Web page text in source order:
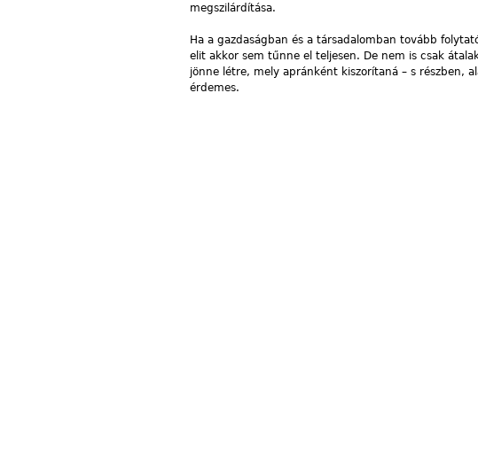
megszilárdítása.
Ha a gazdaságban és a társadalomban tovább
elit akkor sem tűnne el teljesen. De nem is csak
jönne létre, mely apránként kiszorítaná – s részben,
érdemes.